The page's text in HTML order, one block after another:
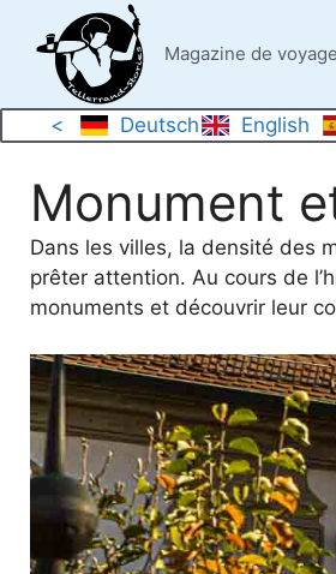
content
Magazine de
< Deutsch English
Monument
Dans les villes, la densité des
prêter attention. Au cours de
monuments et découvrir leur